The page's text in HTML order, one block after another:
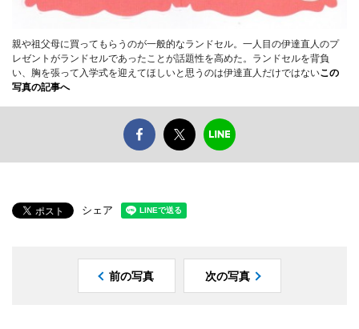
親や祖父母に買ってもらうのが一般的なランドセル。一人目の伊達直人のプ
レゼントがランドセルであったことが話題性を高めた。ランドセルを背負
い、胸を張って入学式を迎えてほしいと思うのは伊達直人だけではないこの
写真の記事へ
シェア
前の写真 次の写真